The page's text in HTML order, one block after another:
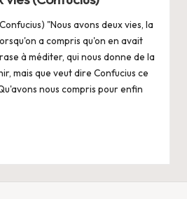
"Nous avons deux vies, la
a compris qu'on en avait
à méditer, qui nous donne de la
mais que veut dire Confucius ce
nous compris pour enfin